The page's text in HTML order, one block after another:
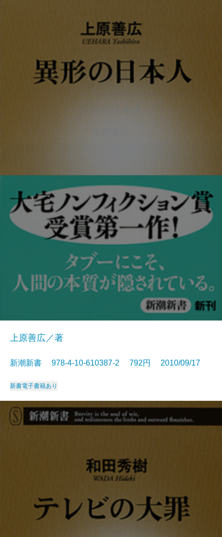
上原善広／著
新潮新書 978-4-10-610387-2 792円 2010/09/17
新書電子書籍あり